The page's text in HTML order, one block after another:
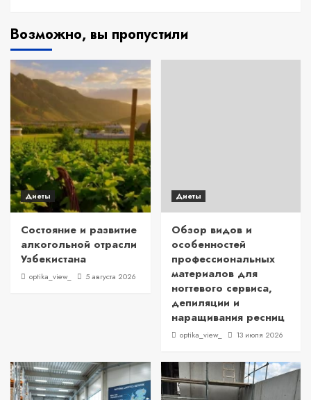
Возможно, вы пропустили
Диеты
Состояние и развитие
алкогольной отрасли
Узбекистана
optika_view_ 5 августа 2026
Диеты
Обзор видов и
особенностей
профессиональных
материалов для
ногтевого сервиса,
депиляции и
наращивания ресниц
optika_view_ 13 июля 2026